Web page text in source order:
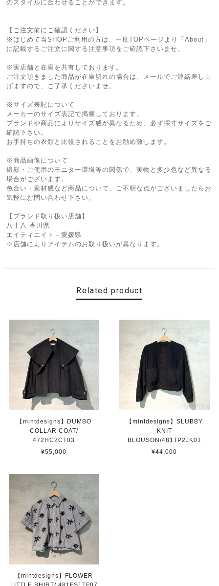
のスタイルに合わせることができます。
【ご注文前にご確認ください】
※はじめて当SHOPご利用の方は、一度TOPページより「About」
に記載するご注文に関する注意事項をご確認下さいませ。
※実店舗と在庫を共有しております。
ご注文頂きました商品が在庫切れの場合は、メールでご連絡差し上
げますので、ご了承くださいませ。
※サイズ表記について
メーカーのサイズ表記で掲載しております。
ブランドや商品によりサイズ感が異なるため、必ず採寸サイズをご
確認下さい。
お手持ちの衣類と比較されることをお勧め致します。
※商品画像について
撮影・ご使用のモニター環境等の関係で、実物と多少色など異なる
場合がございます。
色合い・素材感など商品について、ご不明な点がございましたらお
気軽にお問い合わせ下さい。
【ブランド取り扱い店舗】
八十八-香川県
エイティエイト－愛媛県
※店舗によりアイテムのお取り扱いが異なります。
Related product
【mintdesigns】DUMBO
COLLAR COAT/
472HC2CT03
¥55,000
【mintdesigns】SLUBBY
KNIT
BLOUSON/481TP2JK01
¥44,000
【mintdesigns】FLOWER